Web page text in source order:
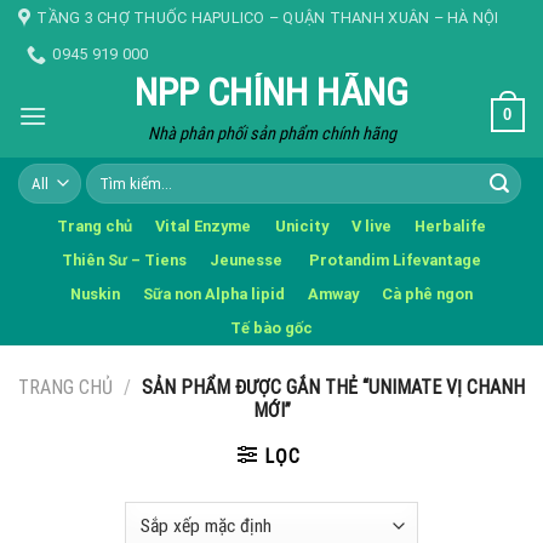
Skip TẦNG 3 CHỢ THUỐC HAPULICO – QUẬN THANH XUÂN – HÀ NỘI
0945 919 000
NPP CHÍNH HÃNG
Nhà phân phối sản phẩm chính hãng
0
Tìm
kiếm:
Trang chủ Vital Enzyme Unicity V live
Herbalife
Thiên Sư – Tiens
Jeunesse
Protandim Lifevantage
Nuskin
Sữa non Alpha lipid Amway
Cà phê ngon
Tế bào gốc
TRANG CHỦ / SẢN PHẨM ĐƯỢC GẮN THẺ “UNIMATE VỊ CHANH
MỚI”
LỌC